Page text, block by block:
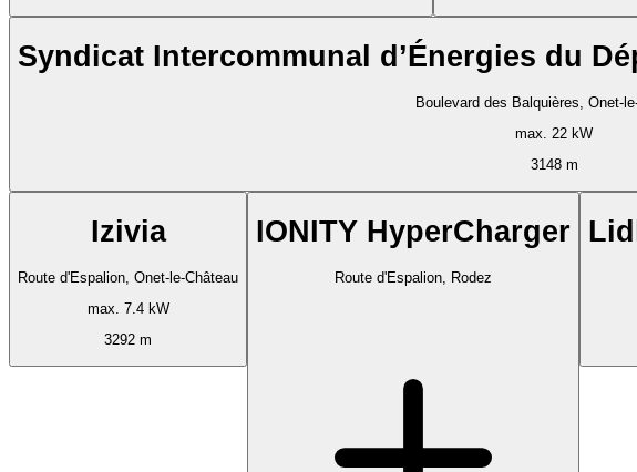
Syndicat Intercommunal d’Énergies du
Boulevard des Balquières, Onet-
max. 22 kW
3148 m
Izivia
Route d'Espalion, Onet-le-Château
max. 7.4 kW
3292 m
IONITY HyperCharger
Route d'Espalion, Rodez